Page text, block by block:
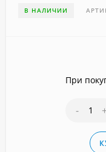
В НАЛИЧИИ
При
-